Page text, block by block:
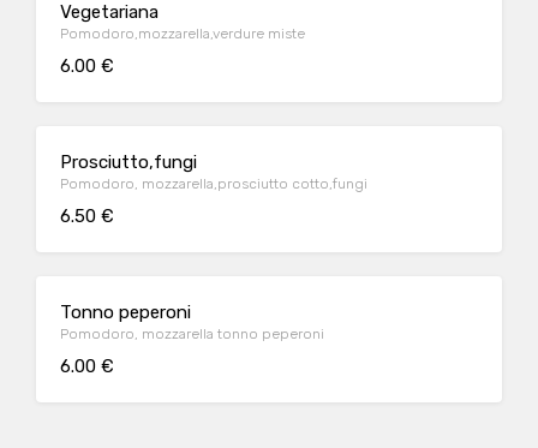
Vegetariana
Pomodoro,mozzarella,verdure miste
6.00 €
Prosciutto,fungi
Pomodoro, mozzarella,prosciutto cotto,fungi
6.50 €
Tonno peperoni
Pomodoro, mozzarella tonno peperoni
6.00 €